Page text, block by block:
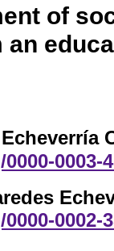
of
0003-
0002-